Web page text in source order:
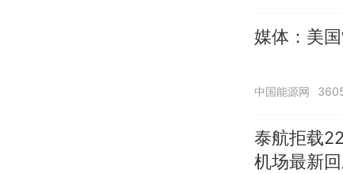
媒体：美
中国能源网
泰航拒载
机场最新